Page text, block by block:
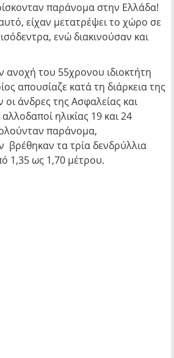
παράνομα στην Ελλάδα!
είχαν μετατρέψει το χώρο σε
ενώ διακινούσαν και
ανοχή του 55χρονου ιδιοκτήτη
απουσίαζε κατά τη διάρκεια της
άνδρες της Ασφαλείας και
ηλικίας 19 και 24
παράνομα,
τα τρία δενδρύλλια
1,35 ως 1,70 μέτρου.